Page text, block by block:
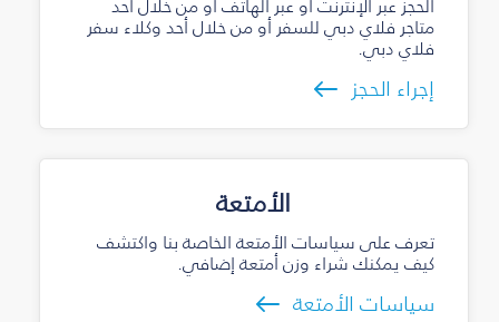
الحجز عبر الإنترنت أو عبر الهاتف أو من خلال أحد
متاجر فلاي دبي للسفر أو من خلال أحد وكلاء سفر
فلاي دبي.
إجراء الحجز
الأمتعة
تعرف على سياسات الأمتعة الخاصة بنا واكتشف
كيف يمكنك شراء وزن أمتعة إضافي.
سياسات الأمتعة